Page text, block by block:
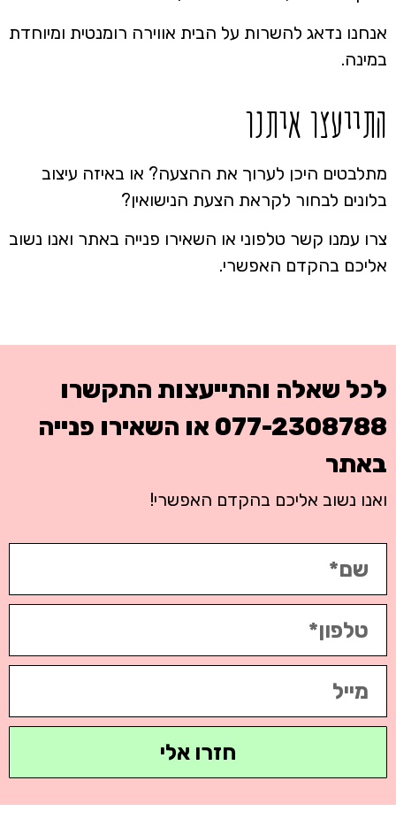
אנחנו נדאג להשרות על הבית אווירה רומנטית ומיוחדת
במינה.
התייעצו איתנו
מתלבטים היכן לערוך את ההצעה? או באיזה עיצוב
בלונים לבחור לקראת הצעת הנישואין?
צרו עמנו קשר טלפוני או השאירו פנייה באתר ואנו נשוב
אליכם בהקדם האפשרי.
לכל שאלה והתייעצות התקשרו
077-2308788 או השאירו פנייה
באתר
ואנו נשוב אליכם בהקדם האפשרי!
חזרו אלי